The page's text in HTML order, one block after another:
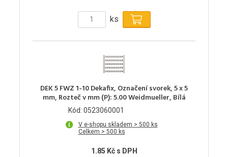
ks
DEK 5 FWZ 1-10 Dekafix, Označení svorek, 5 x 5
mm, Rozteč v mm (P): 5.00 Weidmueller, Bílá
Kód: 0523060001
V e-shopu skladem > 500 ks
Celkem > 500 ks
1.85 Kč s DPH